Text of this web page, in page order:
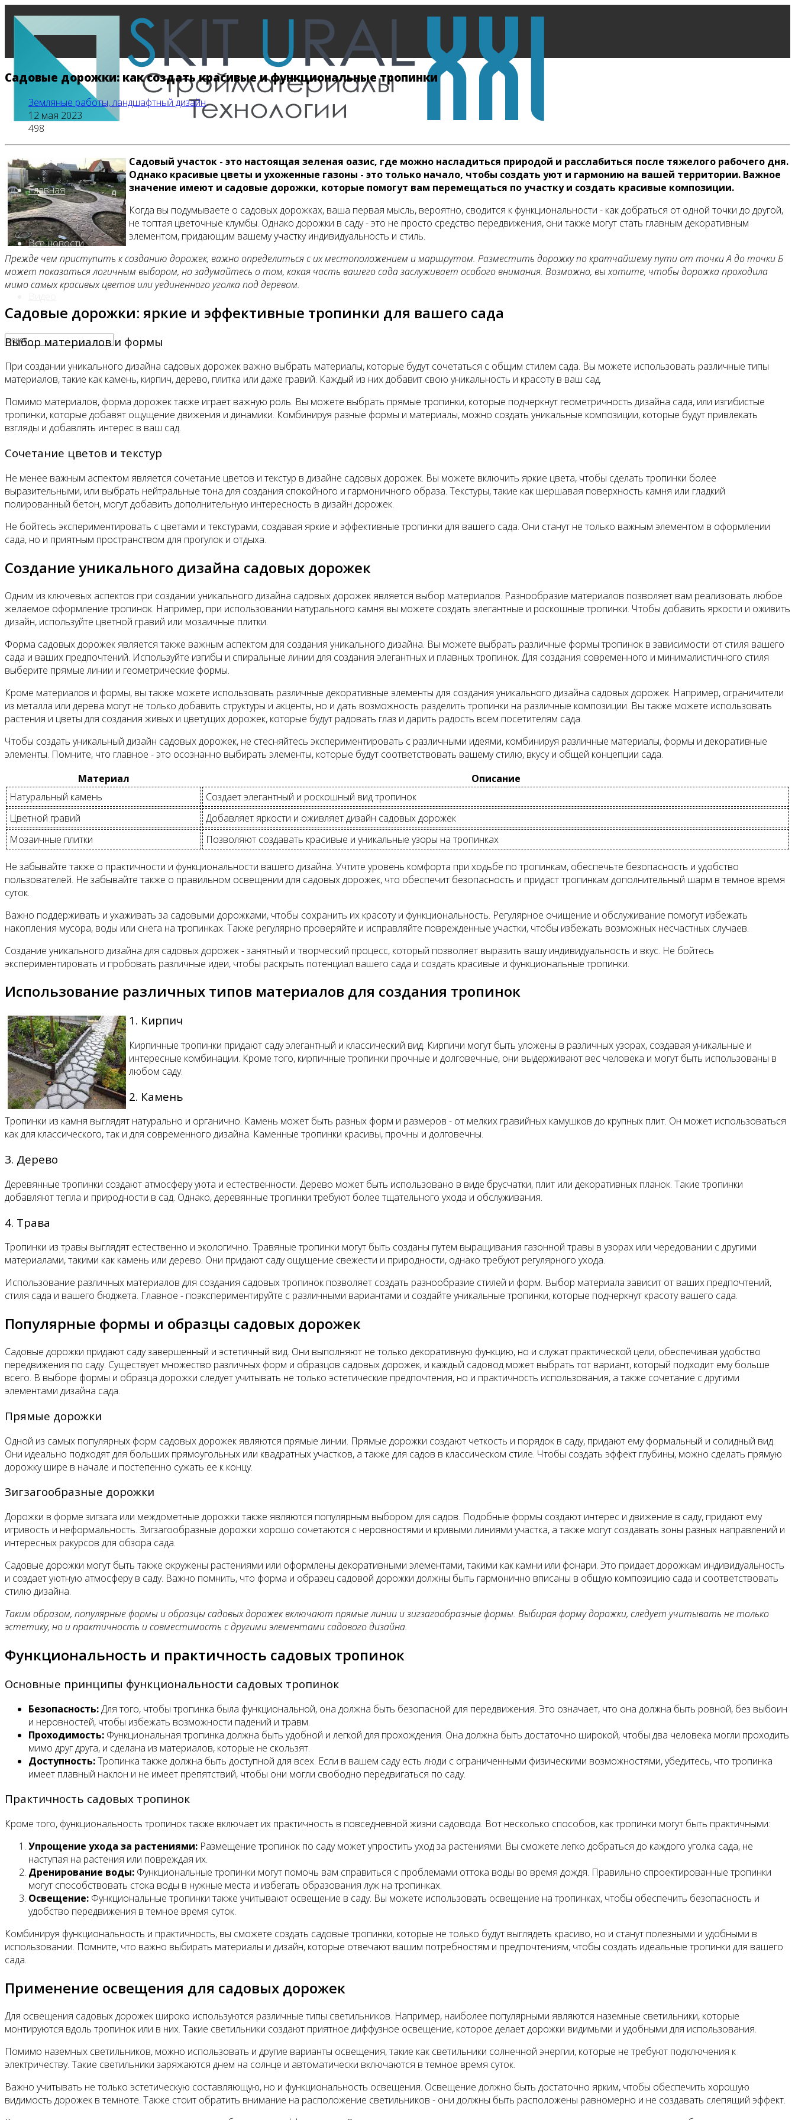
Главная
Все новости
Садовые дорожки: как создать красивые и функциональные тропинки
Земляные работы, ландшафтный дизайн
12 мая 2023
498
Садовый участок - это настоящая зеленая оазис, где можно насладиться природой и расслабиться после тяжелого рабочего дня.
Однако красивые цветы и ухоженные газоны - это только начало, чтобы создать уют и гармонию на вашей территории. Важное
значение имеют и садовые дорожки, которые помогут вам перемещаться по участку и создать красивые композиции.
Когда вы подумываете о садовых дорожках, ваша первая мысль, вероятно, сводится к функциональности - как добраться от одной точки до другой,
не топтая цветочные клумбы. Однако дорожки в саду - это не просто средство передвижения, они также могут стать главным декоративным
элементом, придающим вашему участку индивидуальность и стиль.
Прежде чем приступить к созданию дорожек, важно определиться с их местоположением и маршрутом. Разместить дорожку по кратчайшему пути от точки А до точки Б
может показаться логичным выбором, но задумайтесь о том, какая часть вашего сада заслуживает особого внимания. Возможно, вы хотите, чтобы дорожка проходила
мимо самых красивых цветов или уединенного уголка под деревом.
Садовые дорожки: яркие и эффективные тропинки для вашего сада
Выбор материалов и формы
При создании уникального дизайна садовых дорожек важно выбрать материалы, которые будут сочетаться с общим стилем сада. Вы можете использовать различные типы
материалов, такие как камень, кирпич, дерево, плитка или даже гравий. Каждый из них добавит свою уникальность и красоту в ваш сад.
Помимо материалов, форма дорожек также играет важную роль. Вы можете выбрать прямые тропинки, которые подчеркнут геометричность дизайна сада, или изгибистые
тропинки, которые добавят ощущение движения и динамики. Комбинируя разные формы и материалы, можно создать уникальные композиции, которые будут привлекать
взгляды и добавлять интерес в ваш сад.
Сочетание цветов и текстур
Не менее важным аспектом является сочетание цветов и текстур в дизайне садовых дорожек. Вы можете включить яркие цвета, чтобы сделать тропинки более
выразительными, или выбрать нейтральные тона для создания спокойного и гармоничного образа. Текстуры, такие как шершавая поверхность камня или гладкий
полированный бетон, могут добавить дополнительную интересность в дизайн дорожек.
Не бойтесь экспериментировать с цветами и текстурами, создавая яркие и эффективные тропинки для вашего сада. Они станут не только важным элементом в оформлении
сада, но и приятным пространством для прогулок и отдыха.
Создание уникального дизайна садовых дорожек
Одним из ключевых аспектов при создании уникального дизайна садовых дорожек является выбор материалов. Разнообразие материалов позволяет вам реализовать любое
желаемое оформление тропинок. Например, при использовании натурального камня вы можете создать элегантные и роскошные тропинки. Чтобы добавить яркости и оживить
дизайн, используйте цветной гравий или мозаичные плитки.
Форма садовых дорожек является также важным аспектом для создания уникального дизайна. Вы можете выбрать различные формы тропинок в зависимости от стиля вашего
сада и ваших предпочтений. Используйте изгибы и спиральные линии для создания элегантных и плавных тропинок. Для создания современного и минималистичного стиля
выберите прямые линии и геометрические формы.
Кроме материалов и формы, вы также можете использовать различные декоративные элементы для создания уникального дизайна садовых дорожек. Например, ограничители
из металла или дерева могут не только добавить структуры и акценты, но и дать возможность разделить тропинки на различные композиции. Вы также можете использовать
растения и цветы для создания живых и цветущих дорожек, которые будут радовать глаз и дарить радость всем посетителям сада.
Чтобы создать уникальный дизайн садовых дорожек, не стесняйтесь экспериментировать с различными идеями, комбинируя различные материалы, формы и декоративные
элементы. Помните, что главное - это осознанно выбирать элементы, которые будут соответствовать вашему стилю, вкусу и общей концепции сада.
Материал
Описание
Натуральный камень
Создает элегантный и роскошный вид тропинок
Цветной гравий
Добавляет яркости и оживляет дизайн садовых дорожек
Мозаичные плитки
Позволяют создавать красивые и уникальные узоры на тропинках
Не забывайте также о практичности и функциональности вашего дизайна. Учтите уровень комфорта при ходьбе по тропинкам, обеспечьте безопасность и удобство
пользователей. Не забывайте также о правильном освещении для садовых дорожек, что обеспечит безопасность и придаст тропинкам дополнительный шарм в темное время
суток.
Важно поддерживать и ухаживать за садовыми дорожками, чтобы сохранить их красоту и функциональность. Регулярное очищение и обслуживание помогут избежать
накопления мусора, воды или снега на тропинках. Также регулярно проверяйте и исправляйте поврежденные участки, чтобы избежать возможных несчастных случаев.
Создание уникального дизайна для садовых дорожек - занятный и творческий процесс, который позволяет выразить вашу индивидуальность и вкус. Не бойтесь
экспериментировать и пробовать различные идеи, чтобы раскрыть потенциал вашего сада и создать красивые и функциональные тропинки.
Использование различных типов материалов для создания тропинок
1. Кирпич
Кирпичные тропинки придают саду элегантный и классический вид. Кирпичи могут быть уложены в различных узорах, создавая уникальные и
интересные комбинации. Кроме того, кирпичные тропинки прочные и долговечные, они выдерживают вес человека и могут быть использованы в
любом саду.
2. Камень
Тропинки из камня выглядят натурально и органично. Камень может быть разных форм и размеров - от мелких гравийных камушков до крупных плит. Он может использоваться
как для классического, так и для современного дизайна. Каменные тропинки красивы, прочны и долговечны.
3. Дерево
Деревянные тропинки создают атмосферу уюта и естественности. Дерево может быть использовано в виде брусчатки, плит или декоративных планок. Такие тропинки
добавляют тепла и природности в сад. Однако, деревянные тропинки требуют более тщательного ухода и обслуживания.
4. Трава
Тропинки из травы выглядят естественно и экологично. Травяные тропинки могут быть созданы путем выращивания газонной травы в узорах или чередовании с другими
материалами, такими как камень или дерево. Они придают саду ощущение свежести и природности, однако требуют регулярного ухода.
Использование различных материалов для создания садовых тропинок позволяет создать разнообразие стилей и форм. Выбор материала зависит от ваших предпочтений,
стиля сада и вашего бюджета. Главное - поэкспериментируйте с различными вариантами и создайте уникальные тропинки, которые подчеркнут красоту вашего сада.
Популярные формы и образцы садовых дорожек
Садовые дорожки придают саду завершенный и эстетичный вид. Они выполняют не только декоративную функцию, но и служат практической цели, обеспечивая удобство
передвижения по саду. Существует множество различных форм и образцов садовых дорожек, и каждый садовод может выбрать тот вариант, который подходит ему больше
всего. В выборе формы и образца дорожки следует учитывать не только эстетические предпочтения, но и практичность использования, а также сочетание с другими
элементами дизайна сада.
Прямые дорожки
Одной из самых популярных форм садовых дорожек являются прямые линии. Прямые дорожки создают четкость и порядок в саду, придают ему формальный и солидный вид.
Они идеально подходят для больших прямоугольных или квадратных участков, а также для садов в классическом стиле. Чтобы создать эффект глубины, можно сделать прямую
дорожку шире в начале и постепенно сужать ее к концу.
Зигзагообразные дорожки
Дорожки в форме зигзага или междометные дорожки также являются популярным выбором для садов. Подобные формы создают интерес и движение в саду, придают ему
игривость и неформальность. Зигзагообразные дорожки хорошо сочетаются с неровностями и кривыми линиями участка, а также могут создавать зоны разных направлений и
интересных ракурсов для обзора сада.
Садовые дорожки могут быть также окружены растениями или оформлены декоративными элементами, такими как камни или фонари. Это придает дорожкам индивидуальность
и создает уютную атмосферу в саду. Важно помнить, что форма и образец садовой дорожки должны быть гармонично вписаны в общую композицию сада и соответствовать
стилю дизайна.
Таким образом, популярные формы и образцы садовых дорожек включают прямые линии и зигзагообразные формы. Выбирая форму дорожки, следует учитывать не только
эстетику, но и практичность и совместимость с другими элементами садового дизайна.
Функциональность и практичность садовых тропинок
Основные принципы функциональности садовых тропинок
Безопасность:Для того, чтобы тропинка была функциональной, она должна быть безопасной для передвижения. Это означает, что она должна быть ровной, без выбоин
и неровностей, чтобы избежать возможности падений и травм.
Проходимость: Функциональная тропинка должна быть удобной и легкой для прохождения. Она должна быть достаточно широкой, чтобы два человека могли проходить
мимо друг друга, и сделана из материалов, которые не скользят.
Доступность:Тропинка также должна быть доступной для всех. Если в вашем саду есть люди с ограниченными физическими возможностями, убедитесь, что тропинка
имеет плавный наклон и не имеет препятствий, чтобы они могли свободно передвигаться по саду.
Практичность садовых тропинок
Кроме того, функциональность тропинок также включает их практичность в повседневной жизни садовода. Вот несколько способов, как тропинки могут быть практичными:
Упрощение ухода за растениями: Размещение тропинок по саду может упростить уход за растениями. Вы сможете легко добраться до каждого уголка сада, не
наступая на растения или повреждая их.
Дренирование воды: Функциональные тропинки могут помочь вам справиться с проблемами оттока воды во время дождя. Правильно спроектированные тропинки
могут способствовать стока воды в нужные места и избегать образования луж на тропинках.
Освещение: Функциональные тропинки также учитывают освещение в саду. Вы можете использовать освещение на тропинках, чтобы обеспечить безопасность и
удобство передвижения в темное время суток.
Комбинируя функциональность и практичность, вы сможете создать садовые тропинки, которые не только будут выглядеть красиво, но и станут полезными и удобными в
использовании. Помните, что важно выбирать материалы и дизайн, которые отвечают вашим потребностям и предпочтениям, чтобы создать идеальные тропинки для вашего
сада.
Применение освещения для садовых дорожек
Для освещения садовых дорожек широко используются различные типы светильников. Например, наиболее популярными являются наземные светильники, которые
монтируются вдоль тропинок или в них. Такие светильники создают приятное диффузное освещение, которое делает дорожки видимыми и удобными для использования.
Помимо наземных светильников, можно использовать и другие варианты освещения, такие как светильники солнечной энергии, которые не требуют подключения к
электричеству. Такие светильники заряжаются днем на солнце и автоматически включаются в темное время суток.
Важно учитывать не только эстетическую составляющую, но и функциональность освещения. Освещение должно быть достаточно ярким, чтобы обеспечить хорошую
видимость дорожек в темноте. Также стоит обратить внимание на расположение светильников - они должны быть расположены равномерно и не создавать слепящий эффект.